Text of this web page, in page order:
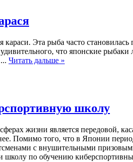
Эта рыба часто
что японские
... Читать дальше »
школу
жизни является передовой,
Помимо того, что в Японии
с внушительными
по обучению